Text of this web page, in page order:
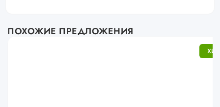
ПОХОЖИЕ ПРЕДЛОЖЕНИЯ
ХИТ